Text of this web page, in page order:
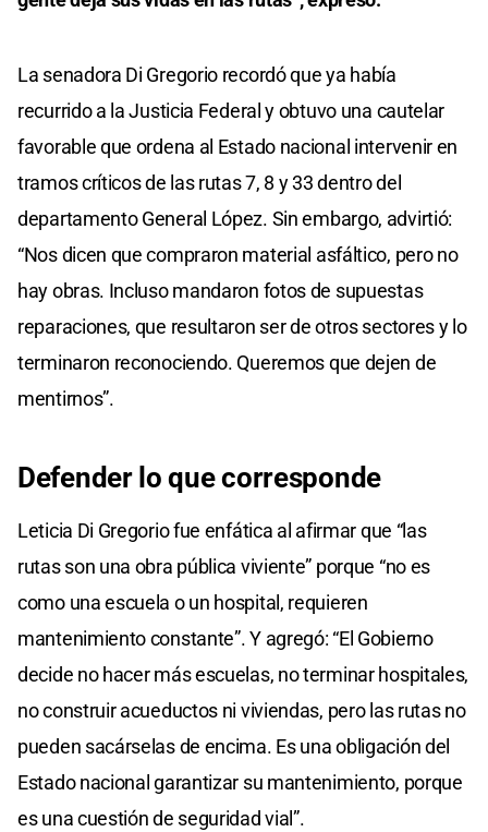
La senadora Di Gregorio recordó que ya había
recurrido a la Justicia Federal y obtuvo una cautelar
favorable que ordena al Estado nacional intervenir en
tramos críticos de las rutas 7, 8 y 33 dentro del
departamento General López. Sin embargo, advirtió:
“Nos dicen que compraron material asfáltico, pero no
hay obras. Incluso mandaron fotos de supuestas
reparaciones, que resultaron ser de otros sectores y lo
terminaron reconociendo. Queremos que dejen de
mentirnos”.
Defender lo que corresponde
Leticia Di Gregorio fue enfática al afirmar que “las
rutas son una obra pública viviente” porque “no es
como una escuela o un hospital, requieren
mantenimiento constante”. Y agregó: “El Gobierno
decide no hacer más escuelas, no terminar hospitales,
no construir acueductos ni viviendas, pero las rutas no
pueden sacárselas de encima. Es una obligación del
Estado nacional garantizar su mantenimiento, porque
es una cuestión de seguridad vial”.